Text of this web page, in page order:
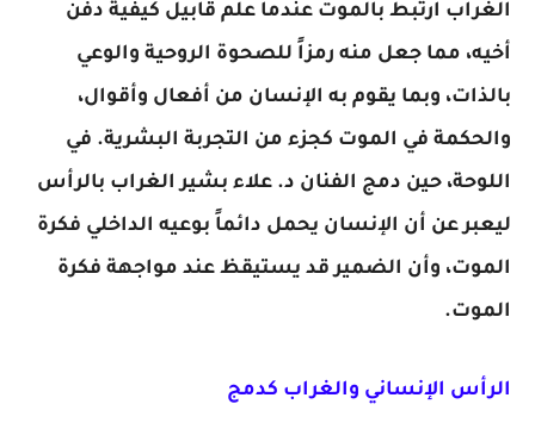
الغراب ارتبط بالموت عندما علم قابيل كيفية دفن
أخيه، مما جعل منه رمزاً للصحوة الروحية والوعي
بالذات، وبما يقوم به الإنسان من أفعال وأقوال،
والحكمة في الموت كجزء من التجربة البشرية. في
اللوحة، حين دمج الفنان د. علاء بشير الغراب بالرأس
ليعبر عن أن الإنسان يحمل دائماً بوعيه الداخلي فكرة
الموت، وأن الضمير قد يستيقظ عند مواجهة فكرة
الموت.
الرأس الإنساني والغراب كدمج